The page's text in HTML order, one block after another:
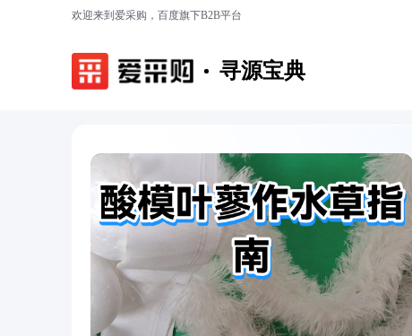
欢迎来到爱采购，百度旗下B2B平台
寻源宝典